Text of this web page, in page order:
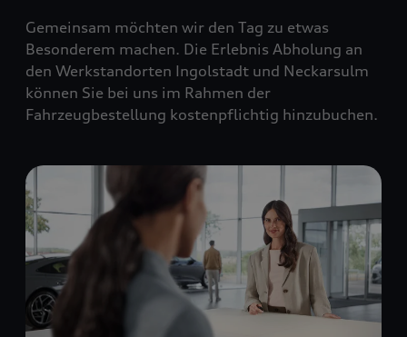
Gemeinsam möchten wir den Tag zu etwas
Besonderem machen. Die Erlebnis Abholung an
den Werkstandorten Ingolstadt und Neckarsulm
können Sie bei uns im Rahmen der
Fahrzeugbestellung kostenpflichtig hinzubuchen.